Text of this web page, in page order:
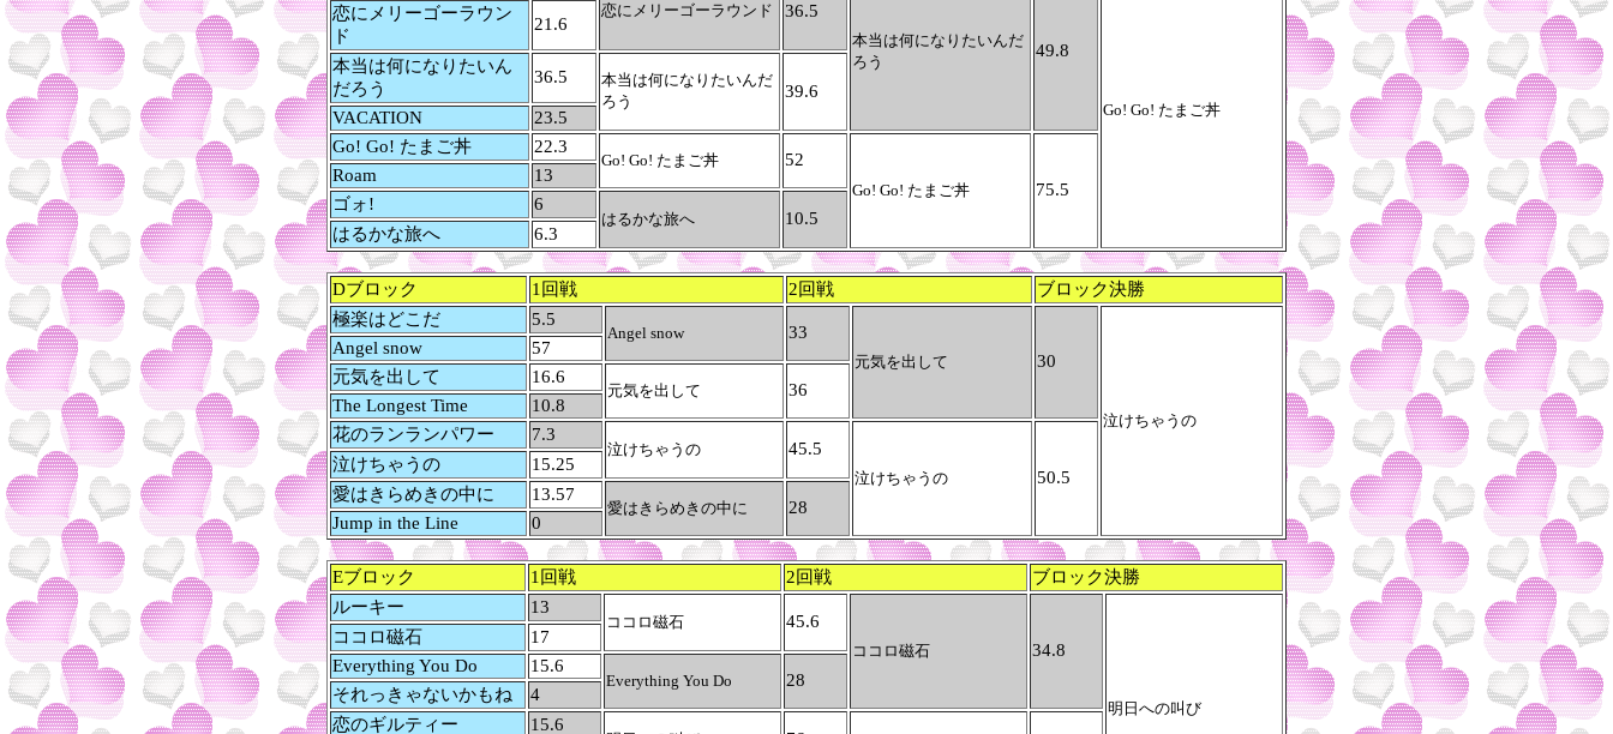
恋にメリーゴーラウンド 36.5
本当は何になりたいんだ
ろう
49.8
Go! Go! たまご丼
恋にメリーゴーラウン
ド
21.6
本当は何になりたいん
だろう
36.5
本当は何になりたいんだ
ろう
39.6
VACATION
23.5
Go! Go! たまご丼
22.3
Go! Go! たまご丼 52
Go! Go! たまご丼 75.5
Roam
13
ゴォ!
6
はるかな旅へ
10.5
はるかな旅へ
6.3
Dブロック 1回戦 2回戦
ブロック決勝
極楽はどこだ
5.5
Angel snow 33
元気を出して 30
泣けちゃうの
Angel snow
57
元気を出して
16.6
元気を出して
36
The Longest Time
10.8
花のランランパワー
7.3
泣けちゃうの 45.5
泣けちゃうの 50.5
泣けちゃうの
15.25
愛はきらめきの中に
13.57
愛はきらめきの中に
28
Jump in the Line
0
Eブロック 1回戦 2回戦
ブロック決勝
ルーキー
13
ココロ磁石 45.6
ココロ磁石 34.8
明日への叫び
ココロ磁石
17
Everything You Do
15.6
Everything You Do 28
それっきゃないかもね
4
恋のギルティー
15.6